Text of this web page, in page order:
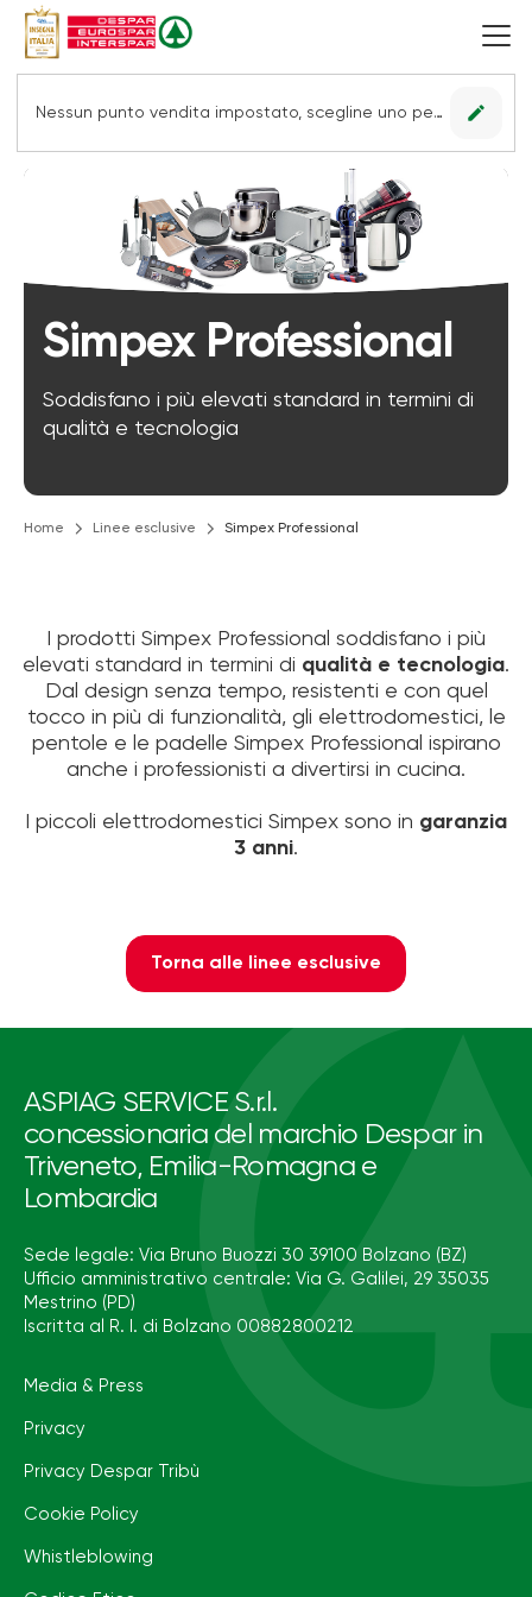
Nessun punto vendita impostato, scegline uno per vedere le offerte. edit
Simpex Professional
Soddisfano i più elevati standard in termini di
qualità e tecnologia
Home Linee esclusive Simpex Professional
I prodotti Simpex Professional soddisfano i più
elevati standard in termini di qualità e tecnologia.
Dal design senza tempo, resistenti e con quel
tocco in più di funzionalità, gli elettrodomestici, le
pentole e le padelle Simpex Professional ispirano
anche i professionisti a divertirsi in cucina.
I piccoli elettrodomestici Simpex sono in garanzia
3 anni.
Torna alle linee esclusive
ASPIAG SERVICE S.r.l.
concessionaria del marchio Despar in
Triveneto, Emilia-Romagna e
Lombardia
Sede legale: Via Bruno Buozzi 30 39100 Bolzano (BZ)
Ufficio amministrativo centrale: Via G. Galilei, 29 35035
Mestrino (PD)
Iscritta al R. I. di Bolzano 00882800212
Media & Press
Privacy
Privacy Despar Tribù
Cookie Policy
Whistleblowing